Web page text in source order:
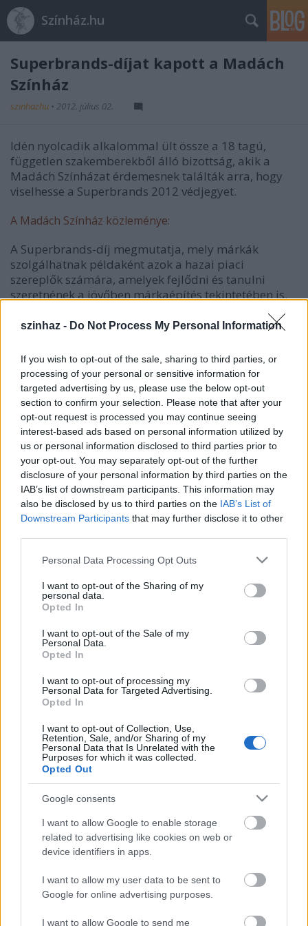
szinhaz - Do Not Process My Personal Information
If you wish to opt-out of the sale, sharing to third parties, or
processing of your personal or sensitive information for
targeted advertising by us, please use the below opt-out
section to confirm your selection. Please note that after your
opt-out request is processed you may continue seeing
interest-based ads based on personal information utilized by
us or personal information disclosed to third parties prior to
your opt-out. You may separately opt-out of the further
disclosure of your personal information by third parties on the
IAB’s list of downstream participants. This information may
also be disclosed by us to third parties on the IAB’s List of
Downstream Participants that may further disclose it to other
Please note that this website/app uses one or more Google
not limited to your visit or usage behaviour. You may click to
grant or deny consent to Google and its third-party tags to
use your data for below specified purposes in below Google
consent section.
Personal Data Processing Opt Outs
I want to opt-out of the Sharing of my
personal data.
Opted In
I want to opt-out of the Sale of my
Personal Data.
Opted In
I want to opt-out of processing my
Personal Data for Targeted Advertising.
Opted In
I want to opt-out of Collection, Use,
Retention, Sale, and/or Sharing of my
Personal Data that Is Unrelated with the
Purposes for which it was collected.
Opted Out
Google consents
I want to allow Google to enable storage
related to advertising like cookies on web or
device identifiers in apps.
I want to allow my user data to be sent to
Google for online advertising purposes.
I want to allow Google to send me
Színház.hu
Superbrands-díjat kapott a Madách
Színház
szinhazhu • 2012. július 02.
Idén nyolcadik alkalommal ült össze a 18 tagú,
független szakemberekből álló bizottság, akik a
Madách Színházat érdemesnek találták arra, hogy
viselhesse a Superbrands 2012 védjegyet.
A Madách Színház közleménye:
A Superbrands-díj megmutatja, mely márkák
szolgálhatnak példaként azok a hazai piaci
szereplők számára, amelyek fejlődni és tanulni
szeretnének a jövőben márkaépítés tekintetében is.
Színházunk elnyert, biztonságot és garanciát is nyújt
Fotó: nepszava.hu
A díj egyértelműen pozitív visszajelzés számunkra. A
díjat odaítélő bizottság az ágazat elismert
Színházunk eddigi sikerességét. A döntés kizárólag
szakmai szempontok mérlegelése alapján született.
Éppen ezért nagyon megtisztelő, hogy idén a
Madách Színház elnyerte a Superbrands-díjat.
Ajánlott bejegyzések:
Indul az e-Trafó online programsorozat
Kamaradarabok, kortárs drámák,